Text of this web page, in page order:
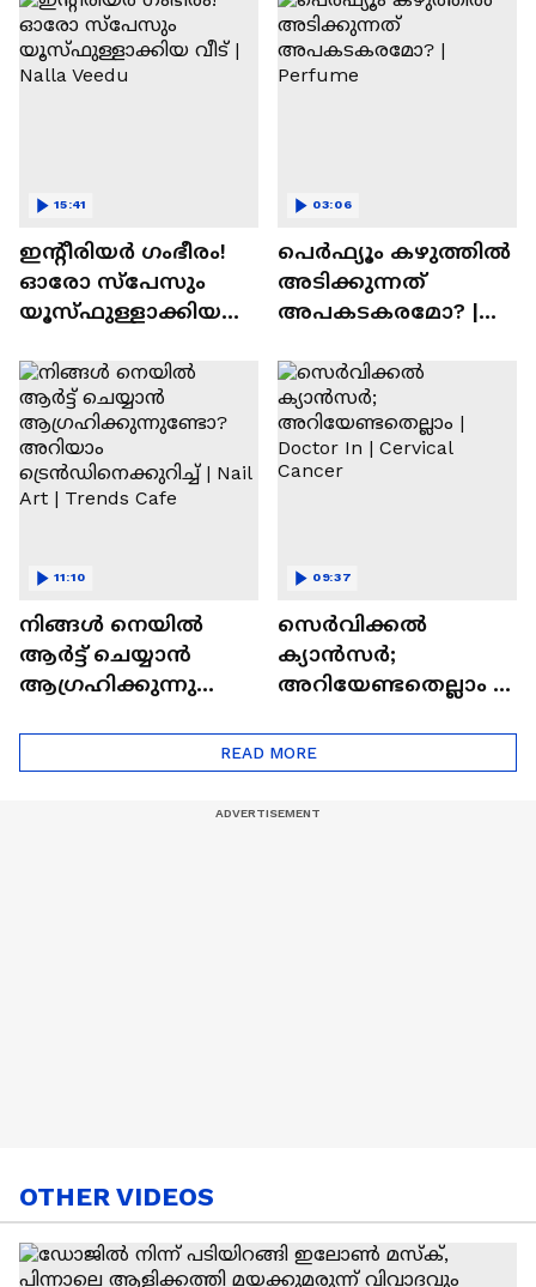
ഇന്റീരിയർ ഗംഭീരം!
ഓരോ സ്‌പേസും
യൂസ്ഫുള്ളാക്കിയ
15:41
പെർഫ്യൂം കഴുത്തിൽ
അടിക്കുന്നത്
അപകടകരമോ? |
03:06
നിങ്ങൾ നെയിൽ
ആർട്ട് ചെയ്യാൻ
ആഗ്രഹിക്കുന്നുണ്ടോ
ട്രെൻഡിനെക്കുറിച്ച് |
Nail Art | Trends Cafe
11:10
സെർവിക്കൽ
ക്യാൻസർ;
അറിയേണ്ടതെല്ലാം |
Cancer
09:37
READ MORE
OTHER VIDEOS